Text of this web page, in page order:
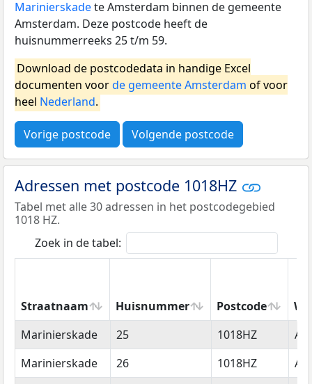
Marinierskadete Amsterdam binnen de gemeente
Amsterdam. Deze postcode heeft de
huisnummerreeks 25 t/m 59.
Download de postcodedata in handige Excel
documenten voorde gemeente Amsterdam of voor
heel Nederland.
Vorige postcode Volgende postcode
Adressen met postcode 1018HZ
Tabel met alle 30 adressen in het postcodegebied
1018 HZ.
Zoek in de tabel:
Straatnaam Huisnummer Postcode
Straatnaam
Huisnummer Postcode
Marinierskade 25 1018HZ
Marinierskade
26 1018HZ